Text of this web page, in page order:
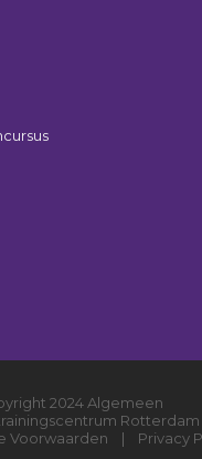
2024 Algemeen
Rotterdam
Voorwaarden | Privacy